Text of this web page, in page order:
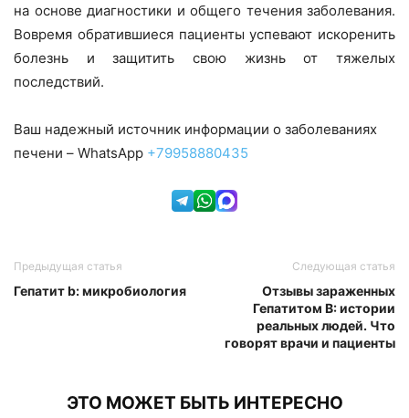
на основе диагностики и общего течения заболевания.
Вовремя обратившиеся пациенты успевают искоренить
болезнь и защитить свою жизнь от тяжелых
последствий.
Ваш надежный источник информации о заболеваниях
печени – WhatsApp +79958880435
Предыдущая статья
Гепатит b: микробиология
Следующая статья
Отзывы зараженных
Гепатитом B: истории
реальных людей. Что
говорят врачи и пациенты
ЭТО МОЖЕТ БЫТЬ ИНТЕРЕСНО